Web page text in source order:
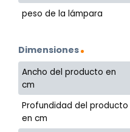
peso de la lámpara
Dimensiones
Ancho del producto en
cm
Profundidad del producto
en cm